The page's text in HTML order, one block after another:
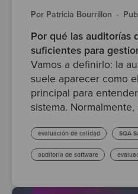
Por Patricia Bourrillon ·
Por qué las auditorías
suficientes para
Vamos a definirlo: la
suele aparecer como
principal para
sistema. Normalmente,
evaluación de calidad SQA
auditoría de software